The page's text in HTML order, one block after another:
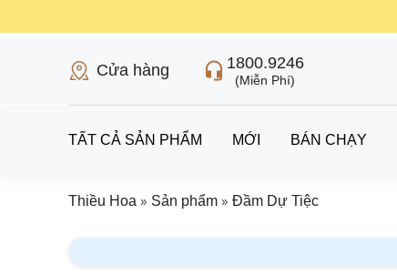
Cửa hàng 1800.9246
(Miễn Phí)
TẤT CẢ SẢN PHẨM MỚI BÁN CHẠY
Thiều Hoa » Sản phẩm » Đầm Dự Tiệc